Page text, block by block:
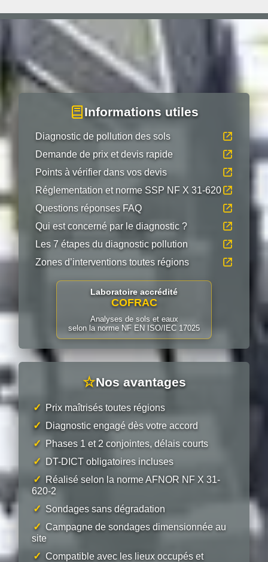
Informations utiles
Diagnostic de pollution des sols
Demande de prix et devis rapide
Points à vérifier dans vos devis
Réglementation et norme SSP NF X 31-620
Questions réponses FAQ
Qui est concerné par le diagnostic ?
Les 7 étapes du diagnostic pollution
Zones d’interventions toutes régions
Laboratoire accrédité
COFRAC
Analyses de sols et eaux
selon la norme NF EN ISO/IEC 17025
☆Nos avantages
✓ Prix maîtrisés toutes régions
✓ Diagnostic engagé dès votre accord
✓ Phases 1 et 2 conjointes, délais courts
✓ DT-DICT obligatoires incluses
✓
Réalisé selon la norme AFNOR NF X 31-
620-2
✓ Sondages sans dégradation
✓ Campagne de sondages dimensionnée au
site
✓ Compatible avec les lieux occupés et